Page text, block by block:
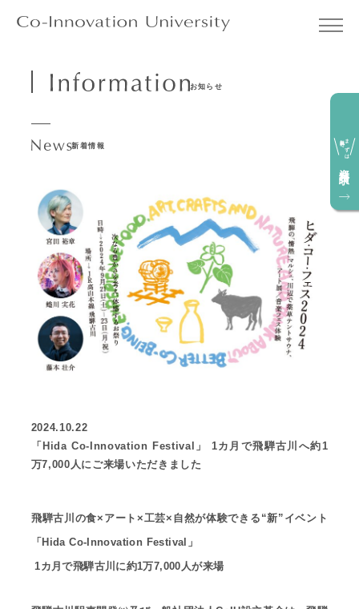
お知らせ
新着情報
2024.10.22
「Hida Co-Innovation Festival」 1カ月で飛騨古川へ約1
万7,000人にご来場いただきました
飛騨古川の食×アート×工芸×自然が体験できる“新”イベント
「Hida Co-Innovation Festival」
1カ月で飛騨古川に約1万7,000人が来場
まずは
無料で